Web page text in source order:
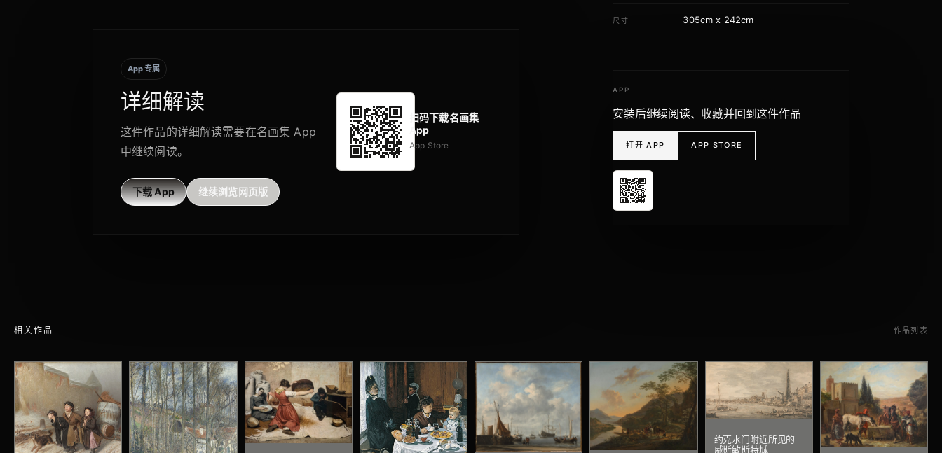
App 专属
详细解读
这件作品的详细解读需要在名画集 App
中继续阅读。
下载 App 继续浏览网页版
扫码下载名画集
App
App Store
尺寸 305cm x 242cm
APP
安装后继续阅读、收藏并回到这件作品
打开 APP APP STORE
相关作品 作品列表
约克水门附近所见的
威斯敏斯特城